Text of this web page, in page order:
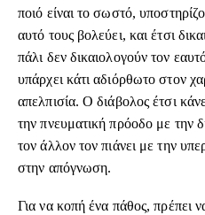
ποιό είναι το σωστό,
αυτό τους βολεύει, και έτσι
πάλι δεν δικαιολογούν τον
υπάρχει κάτι αδιόρθωτο στον
απελπισία. Ο διάβολος έτσι
την πνευματική πρόοδο με την
τον άλλον τον πιάνει με την
στην απόγνωση.
Για να κοπή ένα πάθος, πρέπει